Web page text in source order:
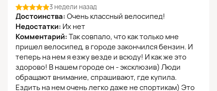
3 недели назад
Достоинства: Очень классный велосипед!
Недостатки: Их нет
Комментарий: Так совпало, что как только мне
пришел велосипед, в городе закончился бензин. И
теперь на нем я езжу везде и всюду! И как же это
здорово! В нашем городе он - эксклюзив) Люди
обращают внимание, спрашивают, где купила.
Ездить на нем очень легко даже не спортикам) Это